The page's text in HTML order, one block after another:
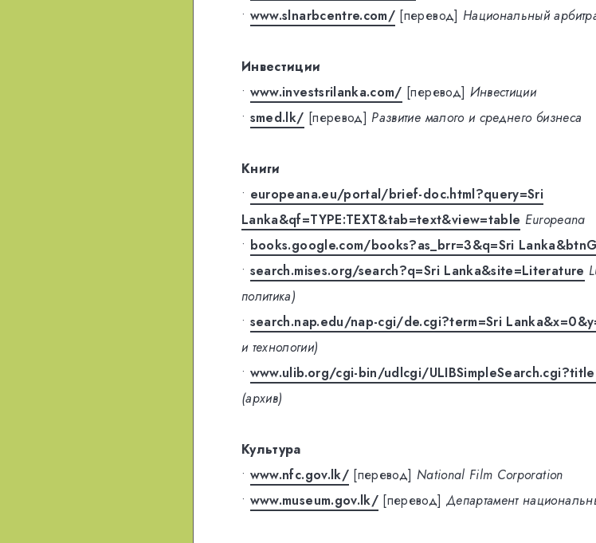
• www.slnarbcentre.com/ [перевод] Национальный
Инвестиции
• www.investsrilanka.com/ [перевод] Инвестиции
• smed.lk/ [перевод] Развитие малого и среднего бизнеса
Книги
• europeana.eu/portal/brief-doc.html?query=Sri
Lanka&qf=TYPE:TEXT&tab=text&view=table Europeana
• books.google.com/books?as_brr=3&q=Sri
• search.mises.org/search?q=Sri Lanka&site=Literature
политика)
• search.nap.edu/nap-cgi/de.cgi?term=Sri
и технологии)
• www.ulib.org/cgi-bin/udlcgi/
(архив)
Культура
• www.nfc.gov.lk/ [перевод] National Film Corporation
• www.museum.gov.lk/ [перевод] Департамент